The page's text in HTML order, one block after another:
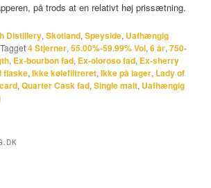
på trods at en relativt høj prissætning.
Distillery,Skotland,Speyside, Uafhængig
Tagget4 Stjerner,55.00%-59.99% Vol,6 år,750-
, Ex-bourbon fad, Ex-oloroso fad, Ex-sherry
flaske,Ikke kølefiltreret,Ikke på lager, Lady of
,Quarter Cask fad,Single malt, Uafhængig